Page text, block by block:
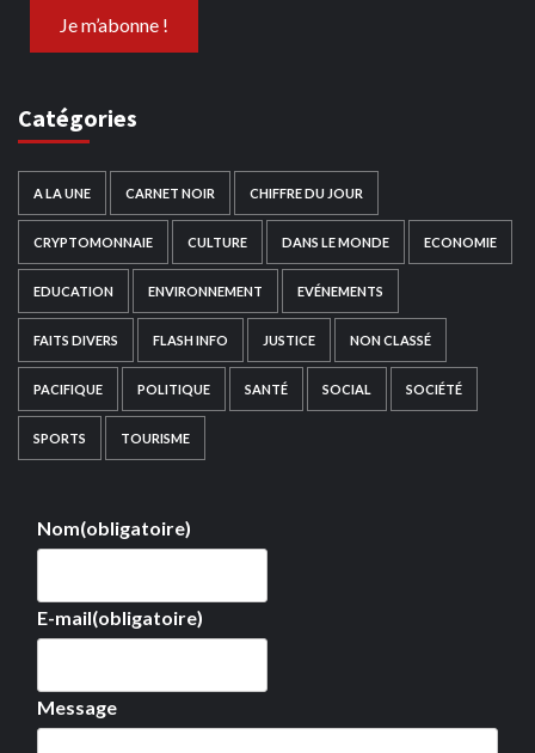
Catégories
A LA UNE CARNET NOIR CHIFFRE DU JOUR
CRYPTOMONNAIE CULTURE DANS LE MONDE ECONOMIE
EDUCATION ENVIRONNEMENT EVÉNEMENTS
FAITS DIVERS FLASH INFO JUSTICE NON CLASSÉ
PACIFIQUE POLITIQUE SANTÉ SOCIAL SOCIÉTÉ
SPORTS TOURISME
Nom(obligatoire)
E-mail(obligatoire)
Message